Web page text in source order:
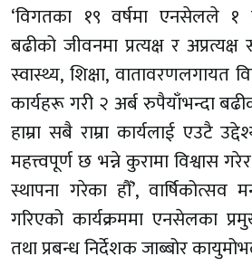
‘विगतका १९ वर्षमा एनसेलले
बढीको जीवनमा प्रत्यक्ष र अप्रत्यक्ष
स्वास्थ्य, शिक्षा, वातावरणलगायत
कार्यहरू गरी २ अर्ब रुपैयाँभन्दा
हाम्रा सबै राम्रा कार्यलाई एउटै
महत्त्वपूर्ण छ भन्ने कुरामा विश्वास
स्थापना गरेका हौँ’, वार्षिकोत्सव
गरिएको कार्यक्रममा एनसेलका
तथा प्रबन्ध निर्देशक जाब्बोर